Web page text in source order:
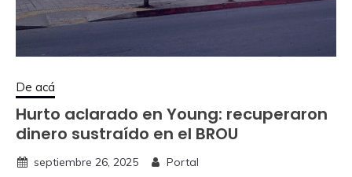
De acá
Hurto aclarado en Young: recuperaron
dinero sustraído en el BROU
septiembre 26, 2025 Portal